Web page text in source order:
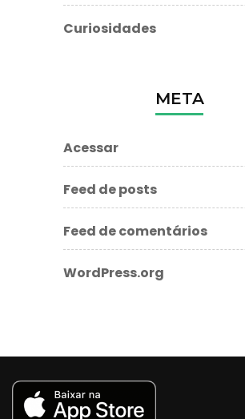
Curiosidades
META
Acessar
Feed de posts
Feed de comentários
WordPress.org